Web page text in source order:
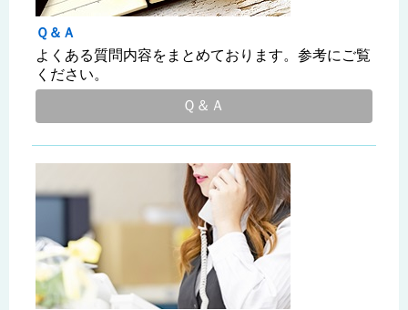
Ｑ＆Ａ
よくある質問内容をまとめております。参考にご覧
ください。
Ｑ＆Ａ